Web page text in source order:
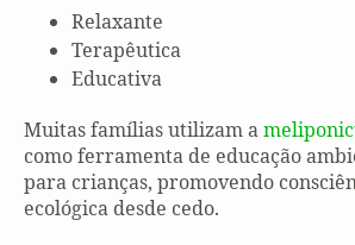
Relaxante
Terapêutica
Educativa
Muitas famílias utilizam a
como ferramenta de educação
para crianças, promovendo
ecológica desde cedo.